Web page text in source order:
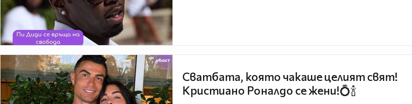
Сватбата, която чакаше целият свят!
Кристиано Роналдо се жени!💍🍾